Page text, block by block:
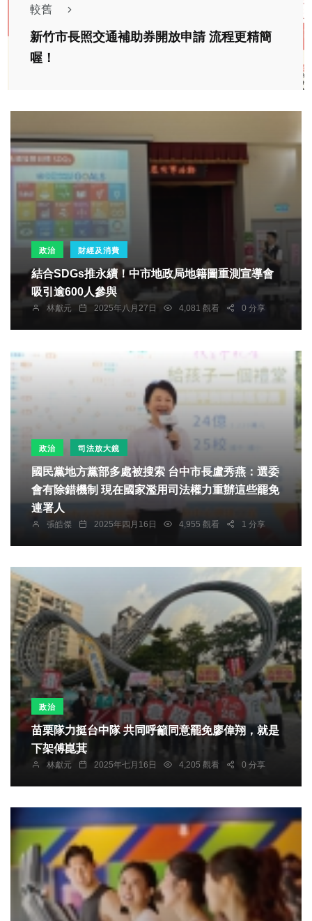
較舊
新竹市長照交通補助券開放申請 流程更精簡
喔！
政治 財經及消費
結合SDGs推永續！中市地政局地籍圖重測宣導會
吸引逾600人參與
林獻元 2025年八月27日 4,081 觀看 0 分享
政治 司法放大鏡
國民黨地方黨部多處被搜索 台中市長盧秀燕：選委
會有除錯機制 現在國家濫用司法權力重辦這些罷免
連署人
張皓傑 2025年四月16日 4,955 觀看 1 分享
政治
苗栗隊力挺台中隊 共同呼籲同意罷免廖偉翔，就是
下架傅崑萁
林獻元 2025年七月16日 4,205 觀看 0 分享